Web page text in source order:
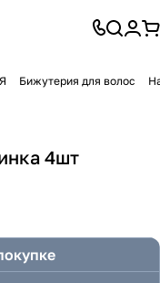
Бижутерия для волос
4шт